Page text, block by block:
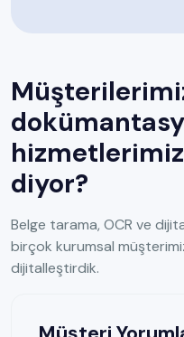
diyor?
Belge tarama, OCR ve
birçok kurumsal
dijitalleştirdik.